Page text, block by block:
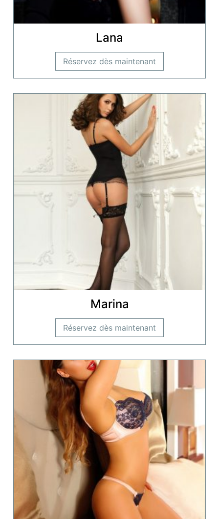
Lana
Réservez dès maintenant
Marina
Réservez dès maintenant